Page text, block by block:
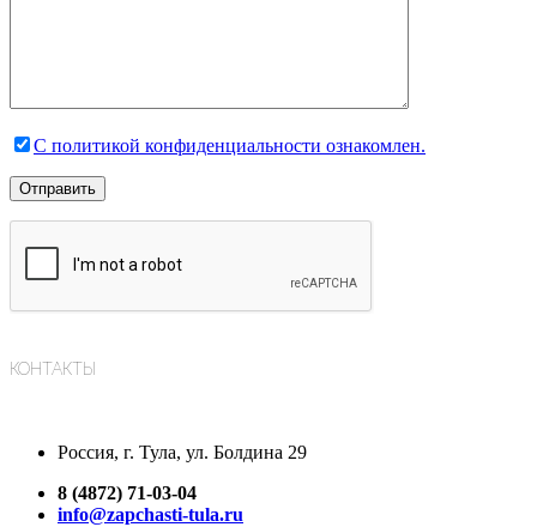
С политикой конфиденциальности ознакомлен.
КОНТАКТЫ
Россия, г. Тула, ул. Болдина 29
8 (4872) 71-03-04
info@zapchasti-tula.ru